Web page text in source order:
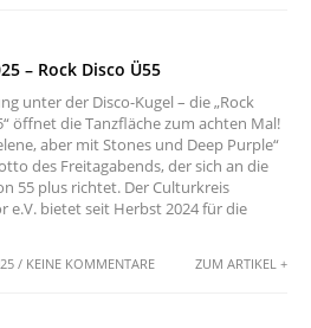
– Rock Disco Ü55
unter der Disco-Kugel – die „Rock
öffnet die Tanzfläche zum achten Mal!
aber mit Stones und Deep Purple“
des Freitagabends, der sich an die
55 plus richtet. Der Culturkreis
e.V. bietet seit Herbst 2024 für die
/ KEINE KOMMENTARE ZUM ARTIKEL +